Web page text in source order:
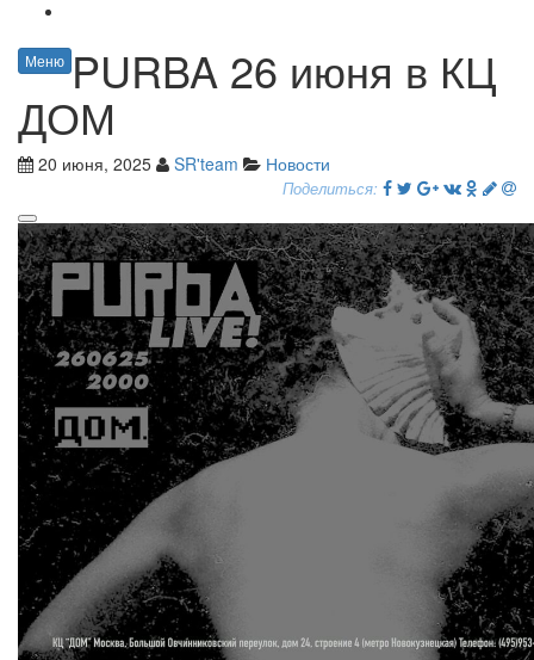
Меню PURBA 26 июня в КЦ
ДОМ
20 июня, 2025 SR'team Новости
Поделиться: